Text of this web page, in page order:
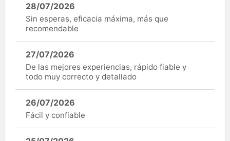
28/07/2026
Sin esperas, eficacia máxima, más que
recomendable
27/07/2026
De las mejores experiencias, rápido fiable y
todo muy correcto y detallado
26/07/2026
Fácil y confiable